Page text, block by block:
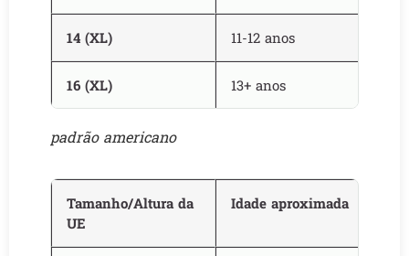
14 (XL) 11-12 anos
16 (XL) 13+ anos
padrão americano
Tamanho/Altura da
UE
Idade aproximada